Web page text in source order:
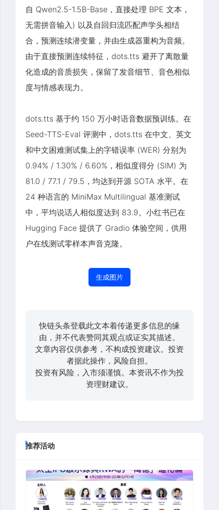
自 Qwen2.5-1.5B-Base，直接处理 BPE 文本，
无需拼音输入) 以及自回归流匹配声学头相结
合，预测连续潜变量，并由生成器重构为音频。
由于直接预测连续特征，dots.tts 避开了离散量
化造成的音质损失，保留了发音细节、音色相似
度与情感表现力。
dots.tts 基于约 150 万小时语音数据预训练。在
Seed-TTS-Eval 评测中，dots.tts 在中文、英文
和中文困难测试集上的字错误率 (WER) 分别为
0.94% / 1.30% / 6.60%，相似度得分 (SIM) 为
81.0 / 77.1 / 79.5，均达到开源 SOTA 水平。在
24 种语言的 MiniMax Multilingual 基准测试
中，平均说话人相似度达到 83.9。小红书已在
Hugging Face 提供了 Gradio 体验空间，供用
户在线测试零样本声音克隆。
生成图片
快链头条登载此文本着传递更多信息的缘
由，并不代表赞同其观点或证实其描述。
文章内容仅供参考，不构成投资建议。投资
者据此操作，风险自担。
投资有风险，入市须谨慎。本资讯不作为投
资理财建议。
推荐活动